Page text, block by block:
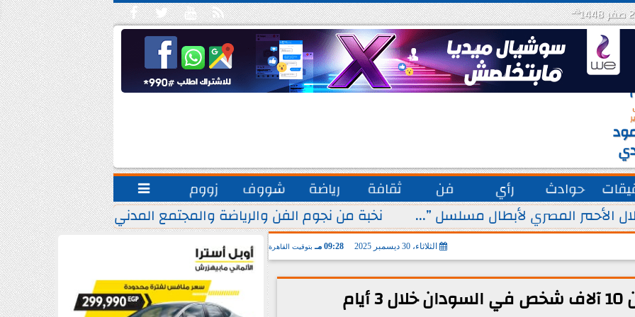
   

هـ
حوادث رأي فن ثقافة رياضة شووف زووم 
الأحمر المصري لأبطال مسلسل ”... نخبة من نجوم الفن والرياضة والمجتمع المدني.. يشاركون
الثلاثاء، 30 ديسمبر 2025 09:28 مـ بتوقيت القاهرة